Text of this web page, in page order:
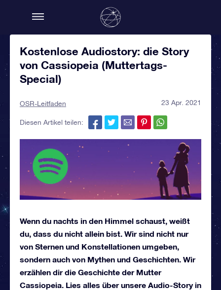
Kostenlose Audiostory: die Story
von Cassiopeia (Muttertags-
Special)
OSR-Leitfaden 23 Apr. 2021
Diesen Artikel teilen:
Wenn du nachts in den Himmel schaust, weißt
du, dass du nicht allein bist. Wir sind nicht nur
von Sternen und Konstellationen umgeben,
sondern auch von Mythen und Geschichten. Wir
erzählen dir die Geschichte der Mutter
Cassiopeia. Lies alles über unsere Audio-Story in